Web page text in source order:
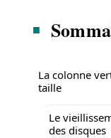
La colonne
taille
Le
des disques